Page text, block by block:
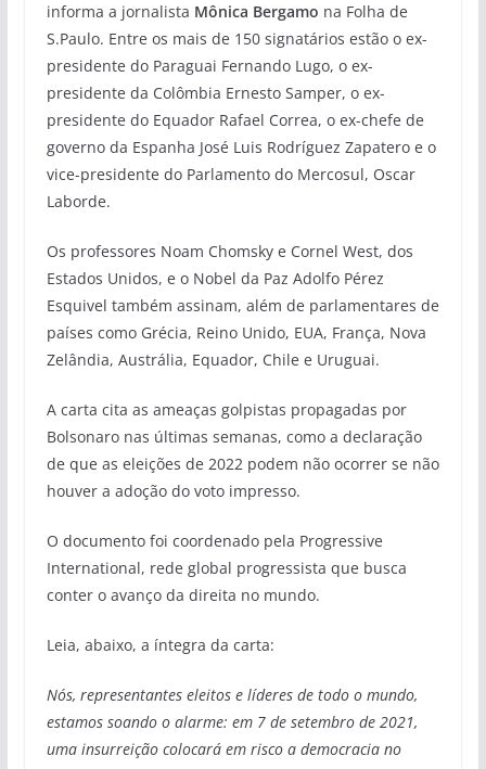
informa a jornalista Mônica Bergamo na Folha de
S.Paulo. Entre os mais de 150 signatários estão o ex-
presidente do Paraguai Fernando Lugo, o ex-
presidente da Colômbia Ernesto Samper, o ex-
presidente do Equador Rafael Correa, o ex-chefe de
governo da Espanha José Luis Rodríguez Zapatero e o
vice-presidente do Parlamento do Mercosul, Oscar
Laborde.
Os professores Noam Chomsky e Cornel West, dos
Estados Unidos, e o Nobel da Paz Adolfo Pérez
Esquivel também assinam, além de parlamentares de
países como Grécia, Reino Unido, EUA, França, Nova
Zelândia, Austrália, Equador, Chile e Uruguai.
A carta cita as ameaças golpistas propagadas por
Bolsonaro nas últimas semanas, como a declaração
de que as eleições de 2022 podem não ocorrer se não
houver a adoção do voto impresso.
O documento foi coordenado pela Progressive
International, rede global progressista que busca
conter o avanço da direita no mundo.
Leia, abaixo, a íntegra da carta:
Nós, representantes eleitos e líderes de todo o mundo,
estamos soando o alarme: em 7 de setembro de 2021,
uma insurreição colocará em risco a democracia no